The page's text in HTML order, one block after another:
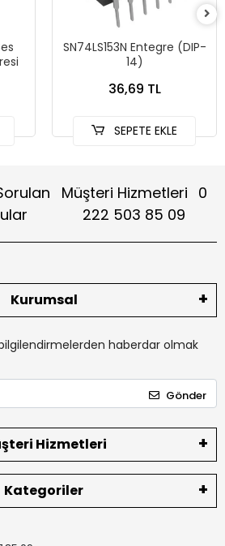
SN74LS153N Entegre (DIP-
14)
36,69 TL
SEPETE EKLE
Müşteri Hizmetleri 0
222 503 85 09
Kurumsal
haberdar olmak
Gönder
Hizmetleri
Kategoriler